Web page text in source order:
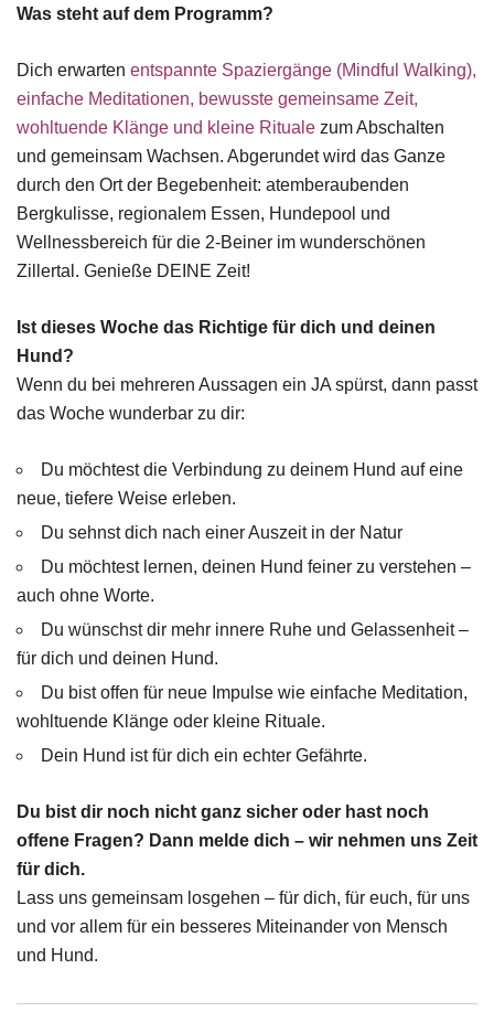
Was steht auf dem Programm?
Dich erwarten entspannte Spaziergänge (Mindful Walking),
einfache Meditationen, bewusste gemeinsame Zeit,
wohltuende Klänge und kleine Rituale zum Abschalten
und gemeinsam Wachsen. Abgerundet wird das Ganze
durch den Ort der Begebenheit: atemberaubenden
Bergkulisse, regionalem Essen, Hundepool und
Wellnessbereich für die 2-Beiner im wunderschönen
Zillertal. Genieße DEINE Zeit!
Ist dieses Woche das Richtige für dich und deinen
Hund?
Wenn du bei mehreren Aussagen ein JA spürst, dann passt
das Woche wunderbar zu dir:
Du möchtest die Verbindung zu deinem Hund auf eine
neue, tiefere Weise erleben.
Du sehnst dich nach einer Auszeit in der Natur
Du möchtest lernen, deinen Hund feiner zu verstehen –
auch ohne Worte.
Du wünschst dir mehr innere Ruhe und Gelassenheit –
für dich und deinen Hund.
Du bist offen für neue Impulse wie einfache Meditation,
wohltuende Klänge oder kleine Rituale.
Dein Hund ist für dich ein echter Gefährte.
Du bist dir noch nicht ganz sicher oder hast noch
offene Fragen? Dann melde dich – wir nehmen uns Zeit
für dich.
Lass uns gemeinsam losgehen – für dich, für euch, für uns
und vor allem für ein besseres Miteinander von Mensch
und Hund.